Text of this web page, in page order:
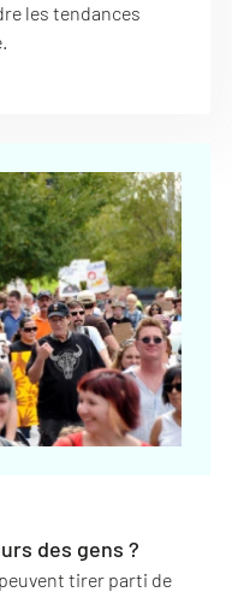
les tendances
des gens ?
tirer parti de